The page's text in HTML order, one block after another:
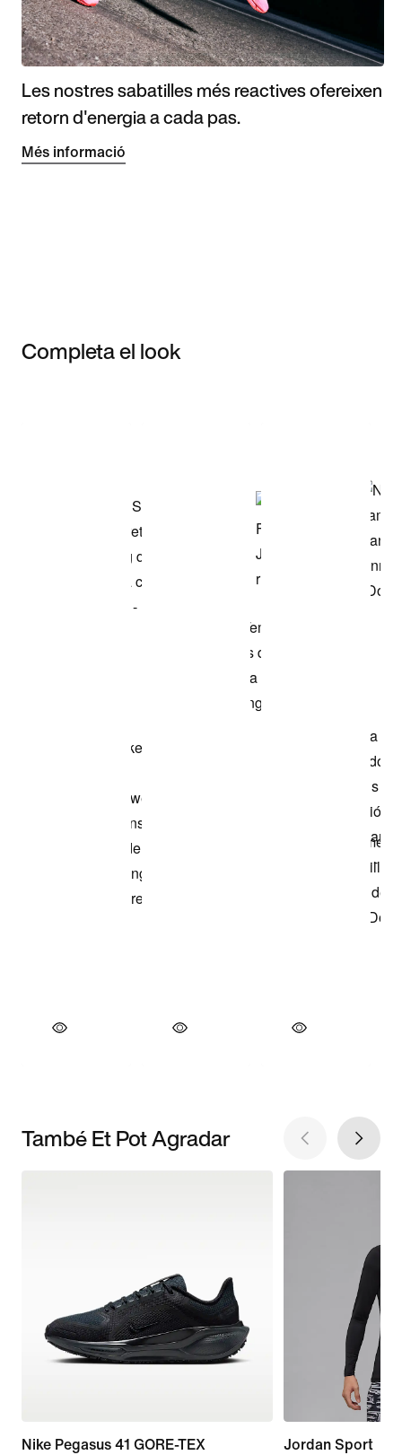
Les nostres sabatilles més reactives ofereixen
retorn d'energia a cada pas.
Més informació
Completa el look
També Et Pot Agradar
Nike Pegasus 41 GORE-TEX Jordan Sport